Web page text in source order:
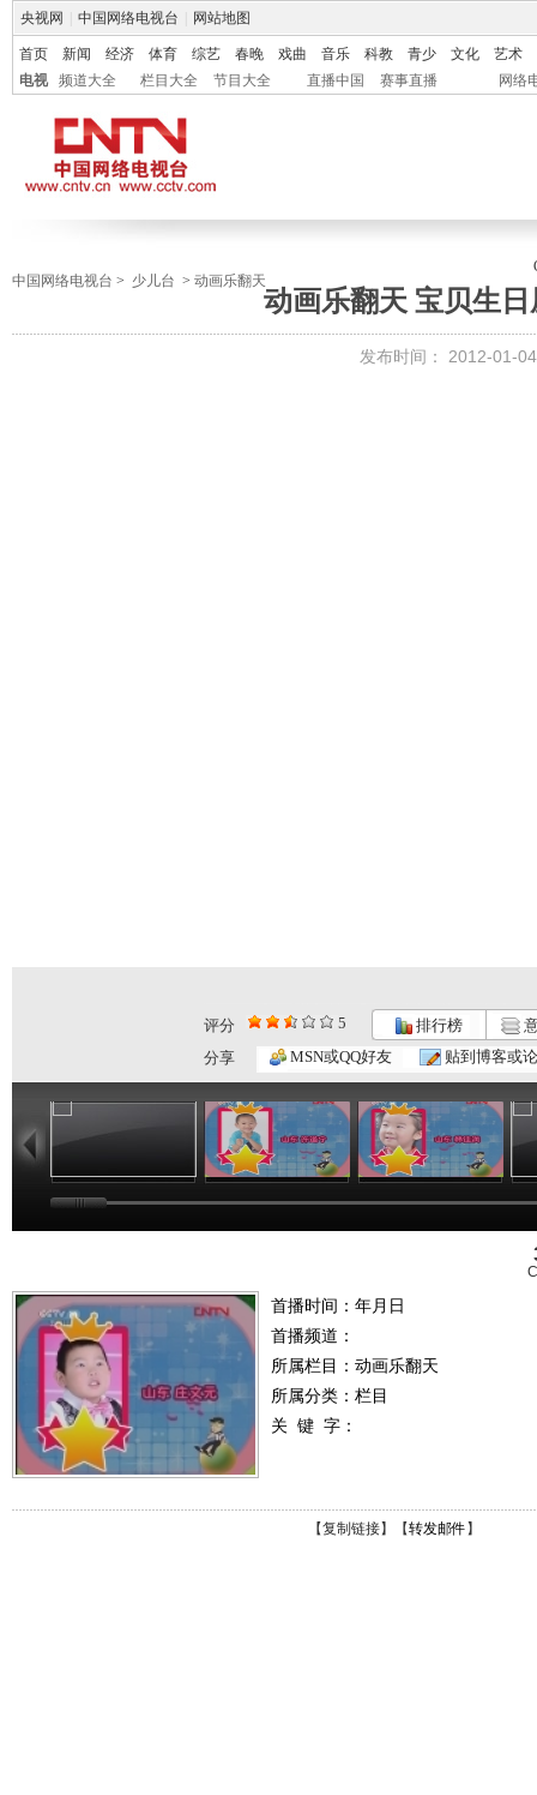
央视网 中国网络电视台 网站地图
首页 新闻 经济 体育 综艺 春晚 戏曲 音乐 科教 青少 文化
艺术
电视
频道大全 栏目大全 节目大全 直播中国 赛事直播 网络
中国网络电视台 > 少儿台 > 动画乐翻天
动画乐翻天 宝贝生日
发布时间： 2012-01-
评分 5 排行榜
分享
MSN或QQ好友 贴到博客或
01:03
动画乐翻天...
01:03
动画乐翻天...
01:03
首播时间：年月日
首播频道：
所属栏目： 动画乐翻天
所属分类：栏目
关 键 字：
【复制链接】【转发邮件 】